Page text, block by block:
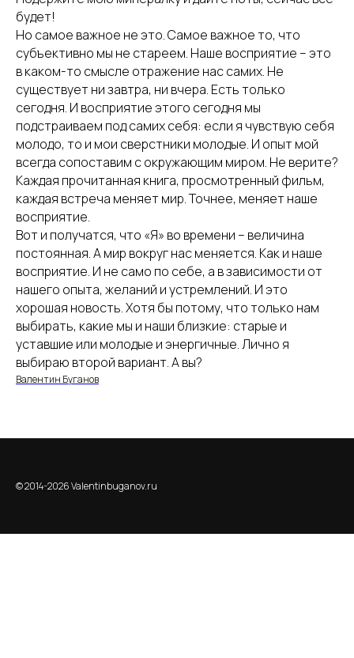
будет!
Но самое важное не это. Самое важное то, что
субъективно мы не стареем. Наше восприятие – это
в каком-то смысле отражение нас самих. Не
существует ни завтра, ни вчера. Есть только
сегодня. И восприятие этого сегодня мы
подстраиваем под самих себя: если я чувствую себя
молодо, то и мои сверстники молодые. И опыт мой
всегда сопоставим с окружающим миром. Не верите?
Каждая прочитанная книга, просмотренный фильм,
каждая встреча меняет мир. Точнее, меняет наше
восприятие.
Вот и получатся, что «Я» во времени – величина
постоянная. А мир вокруг нас меняется. Как и наше
восприятие. И не само по себе, а в зависимости от
нашего опыта, желаний и устремлений. И это
хорошая новость. Хотя бы потому, что только нам
выбирать, какие мы и наши близкие: старые и
уставшие или молодые и энергичные. Лично я
выбираю второй вариант. А вы?
Валентин Буганов
© 2014-2026 Valentinbuganov.ru